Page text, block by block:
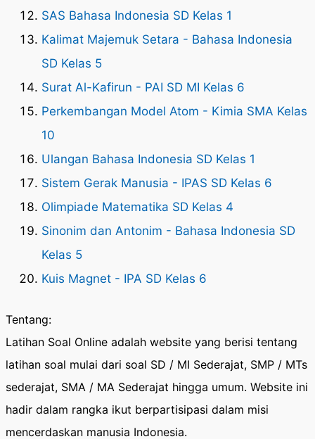
SAS Bahasa Indonesia SD Kelas 1
Kalimat Majemuk Setara - Bahasa Indonesia
SD Kelas 5
Surat Al-Kafirun - PAI SD MI Kelas 6
Perkembangan Model Atom - Kimia SMA Kelas
10
Ulangan Bahasa Indonesia SD Kelas 1
Sistem Gerak Manusia - IPAS SD Kelas 6
Olimpiade Matematika SD Kelas 4
Sinonim dan Antonim - Bahasa Indonesia SD
Kelas 5
Kuis Magnet - IPA SD Kelas 6
Tentang:
Latihan Soal Online adalah website yang berisi tentang
latihan soal mulai dari soal SD / MI Sederajat, SMP / MTs
sederajat, SMA / MA Sederajat hingga umum. Website ini
hadir dalam rangka ikut berpartisipasi dalam misi
mencerdaskan manusia Indonesia.